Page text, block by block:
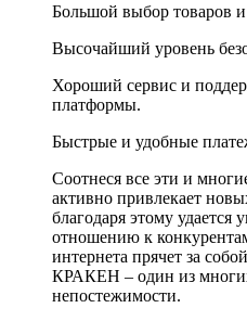
Большой выбор товаров и
Высочайший уровень
Хороший сервис и
платформы.
Быстрые и удобные
Соотнеся все эти и
активно привлекает
благодаря этому
отношению к
интернета прячет за
КРАКЕН – один из
непостежимости.